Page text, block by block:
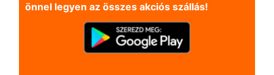
önnel legyen az összes akciós szállás!